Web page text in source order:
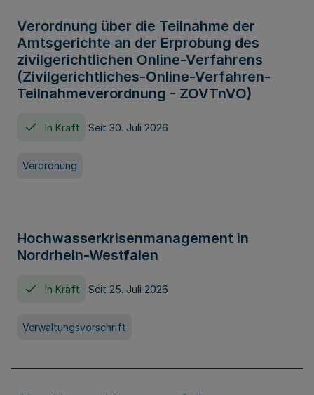
Verordnung über die Teilnahme der
Amtsgerichte an der Erprobung des
zivilgerichtlichen Online-Verfahrens
(Zivilgerichtliches-Online-Verfahren-
Teilnahmeverordnung - ZOVTnVO)
In Kraft Seit 30. Juli 2026
Verordnung
Hochwasserkrisenmanagement in
Nordrhein-Westfalen
In Kraft Seit 25. Juli 2026
Verwaltungsvorschrift